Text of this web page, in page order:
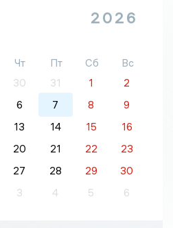
2026
Чт Пт Сб
Вс
30 31 1
2
6 7 8
9
13 14 15
16
20 21 22
23
27 28 29
30
3 4 5 6